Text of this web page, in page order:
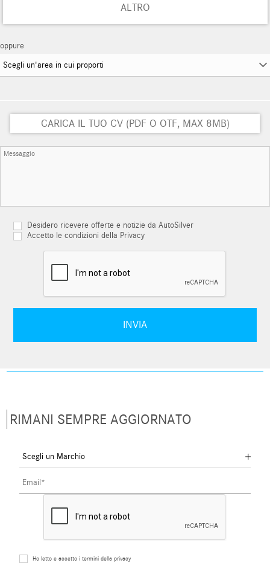
ALTRO
oppure
CARICA IL TUO CV (PDF O OTF, MAX 8MB)
Desidero ricevere offerte e notizie da AutoSilver
Accetto le condizioni della Privacy
RIMANI SEMPRE AGGIORNATO
Ho letto e accetto i termini della privacy